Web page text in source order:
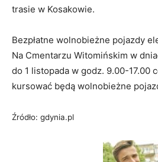
trasie w Kosakowie.
Bezpłatne wolnobieżne pojazdy
Na Cmentarzu Witomińskim w
do 1 listopada w godz. 9.00-17.00
kursować będą wolnobieżne
Źródło: gdynia.pl